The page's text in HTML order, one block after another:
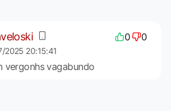
0 0
2025 20:15:41
vergonhs vagabundo